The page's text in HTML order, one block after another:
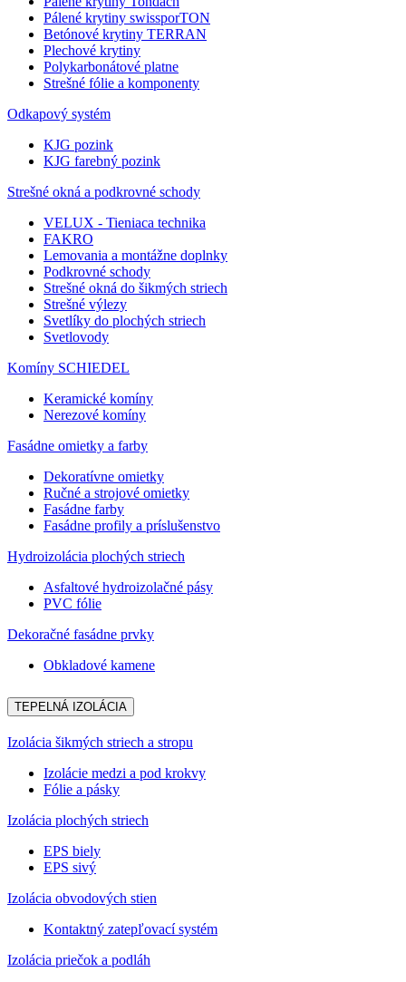
Pálené krytiny swissporTON
Betónové krytiny TERRAN
Plechové krytiny
Polykarbonátové platne
Strešné fólie a komponenty
Odkapový systém
KJG pozink
KJG farebný pozink
Strešné okná a podkrovné schody
VELUX - Tieniaca technika
FAKRO
Lemovania a montážne doplnky
Podkrovné schody
Strešné okná do šikmých striech
Strešné výlezy
Svetlíky do plochých striech
Svetlovody
Komíny SCHIEDEL
Keramické komíny
Nerezové komíny
Fasádne omietky a farby
Dekoratívne omietky
Ručné a strojové omietky
Fasádne farby
Fasádne profily a príslušenstvo
Hydroizolácia plochých striech
Asfaltové hydroizolačné pásy
PVC fólie
Dekoračné fasádne prvky
Obkladové kamene
TEPELNÁ IZOLÁCIA
Izolácia šikmých striech a stropu
Izolácie medzi a pod krokvy
Fólie a pásky
Izolácia plochých striech
EPS biely
EPS sivý
Izolácia obvodových stien
Kontaktný zatepľovací systém
Izolácia priečok a podláh